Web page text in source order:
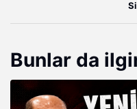
Bunlar da